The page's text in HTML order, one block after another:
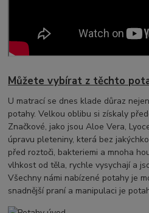
Můžete vybírat z těchto
U matrací se dnes klade důraz
potahy. Velkou oblibu si získaly
Značkové, jako jsou Aloe Vera,
úpravu pleteniny, která bez
před roztoči, bakteriemi a mnoha
vlhkost od těla, rychle vysychají a
Všechny námi nabízené potahy je
snadnější praní a manipulaci je